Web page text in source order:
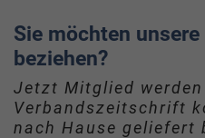
Sie möchten
beziehen?
Jetzt Mitglied werden
Verbandszeitschrift
nach Hause geliefert